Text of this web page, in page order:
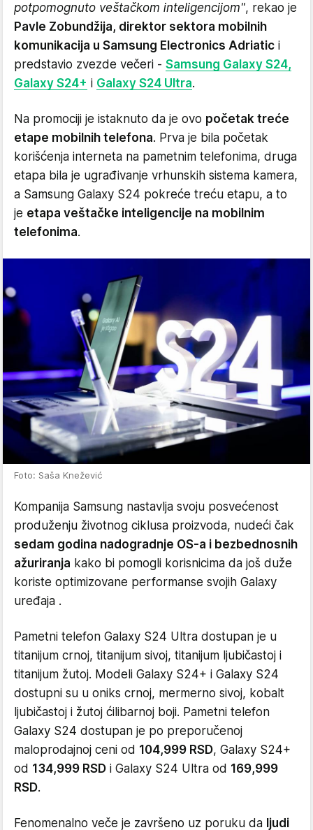
potpomognuto veštačkom inteligencijom", rekao je
Pavle Zobundžija, direktor sektora mobilnih
komunikacija u Samsung Electronics Adriatic i
predstavio zvezde večeri - Samsung Galaxy S24,
Galaxy S24+ i Galaxy S24 Ultra.
Na promociji je istaknuto da je ovo početak treće
etape mobilnih telefona. Prva je bila početak
korišćenja interneta na pametnim telefonima, druga
etapa bila je ugrađivanje vrhunskih sistema kamera,
a Samsung Galaxy S24 pokreće treću etapu, a to
je etapa veštačke inteligencije na mobilnim
telefonima.
Foto: Saša Knežević
Kompanija Samsung nastavlja svoju posvećenost
produženju životnog ciklusa proizvoda, nudeći čak
sedam godina nadogradnje OS-a i bezbednosnih
ažuriranja kako bi pomogli korisnicima da još duže
koriste optimizovane performanse svojih Galaxy
uređaja .
Pametni telefon Galaxy S24 Ultra dostupan je u
titanijum crnoj, titanijum sivoj, titanijum ljubičastoj i
titanijum žutoj. Modeli Galaxy S24+ i Galaxy S24
dostupni su u oniks crnoj, mermerno sivoj, kobalt
ljubičastoj i žutoj ćilibarnoj boji. Pametni telefon
Galaxy S24 dostupan je po preporučenoj
maloprodajnoj ceni od 104,999 RSD, Galaxy S24+
od 134,999 RSD i Galaxy S24 Ultra od 169,999
RSD.
Fenomenalno veče je završeno uz poruku da ljudi